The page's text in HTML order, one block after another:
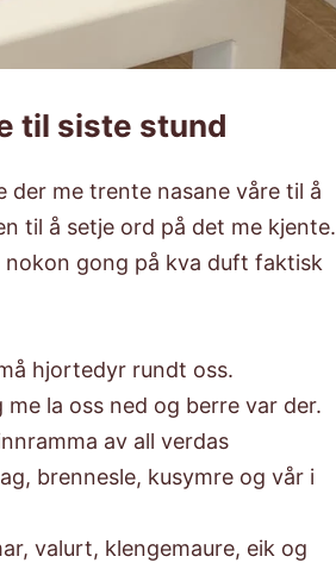
til siste stund
der me trente nasane våre til å
til å setje ord på det me kjente.
nokon gong på kva duft faktisk
hjortedyr rundt oss.
la oss ned og berre var der.
av all verdas
brennesle, kusymre og vår i
valurt, klengemaure, eik og